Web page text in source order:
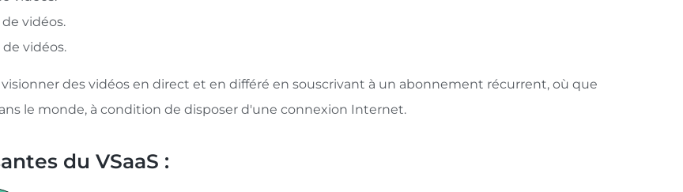
vidéos.
vidéos.
visionner des vidéos en direct et en différé en souscrivant à un abonnement récurrent, où que
le monde, à condition de disposer d'une connexion Internet.
du VSaaS :